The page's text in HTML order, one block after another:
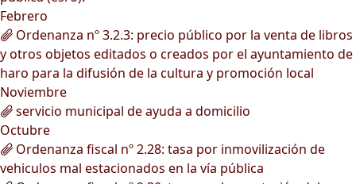
Febrero
Ordenanza nº 3.2.3: precio público por la venta de libros
y otros objetos editados o creados por el ayuntamiento de
haro para la difusión de la cultura y promoción local
Noviembre
servicio municipal de ayuda a domicilio
Octubre
Ordenanza fiscal nº 2.28: tasa por inmovilización de
vehiculos mal estacionados en la vía pública